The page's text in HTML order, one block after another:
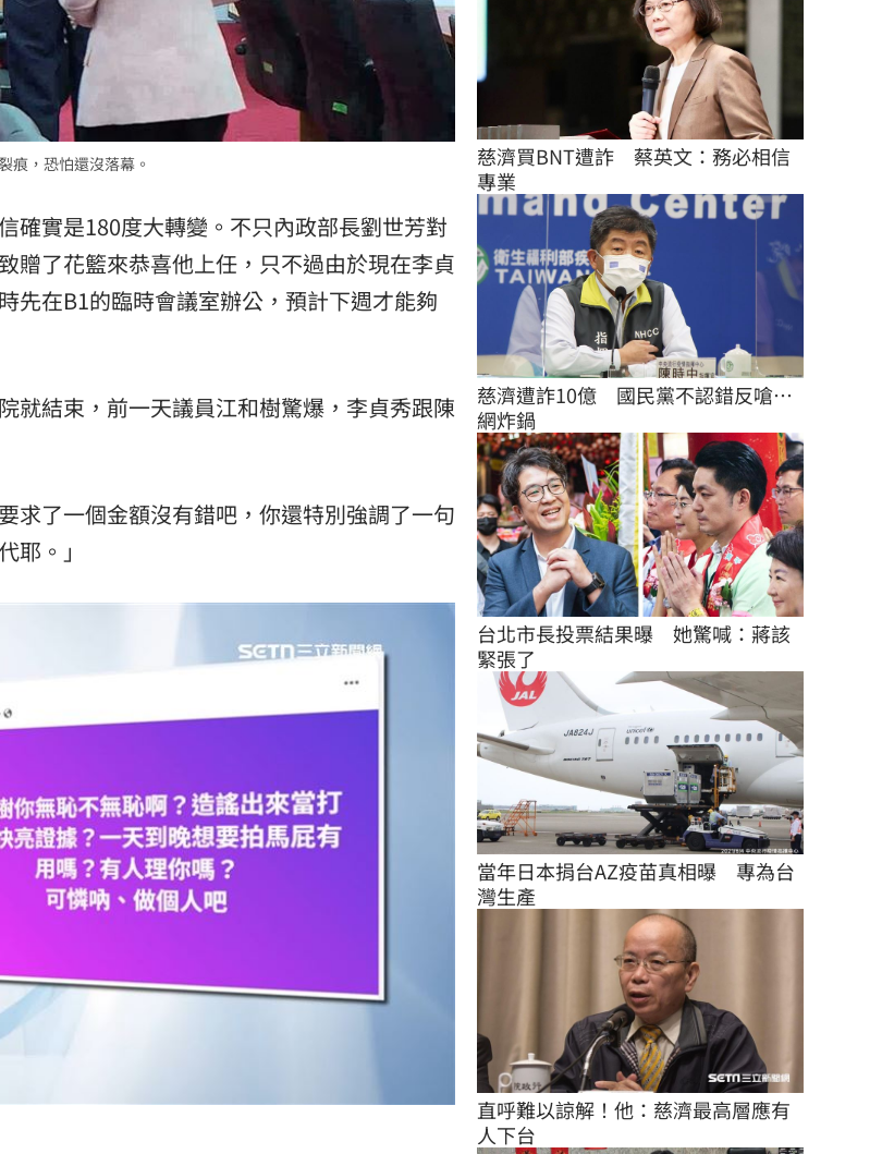
痕，恐怕還沒落幕。
確實是180度大轉變。不只內政部長劉世芳對
贈了花籃來恭喜他上任，只不過由於現在李貞
先在B1的臨時會議室辦公，預計下週才能夠
就結束，前一天議員江和樹驚爆，李貞秀跟陳
求了一個金額沒有錯吧，你還特別強調了一句
耶。」
慈濟買BNT遭詐　蔡英文：務必相信
專業
慈濟遭詐10億　國民黨不認錯反嗆⋯
網炸鍋
台北市長投票結果曝　她驚喊：蔣該
緊張了
當年日本捐台AZ疫苗真相曝　專為台
灣生產
直呼難以諒解！他：慈濟最高層應有
人下台